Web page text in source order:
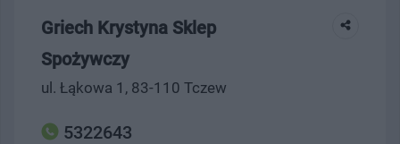
Griech Krystyna Sklep
Spożywczy
ul. Łąkowa 1, 83-110 Tczew
5322643